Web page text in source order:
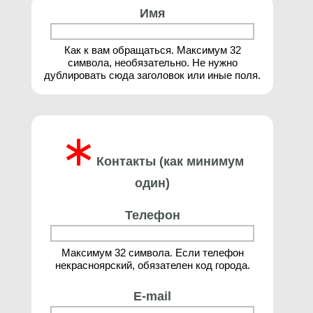
Имя
Как к вам обращаться. Максимум 32
символа, необязательно. Не нужно
дублировать сюда заголовок или иные поля.
∗ Контакты (как минимум
один)
Телефон
Максимум 32 символа. Если телефон
некрасноярский, обязателен код города.
E-mail